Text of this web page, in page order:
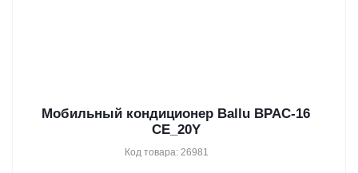
Мобильный кондиционер Ballu BPAC-16
CE_20Y
Код товара: 26981